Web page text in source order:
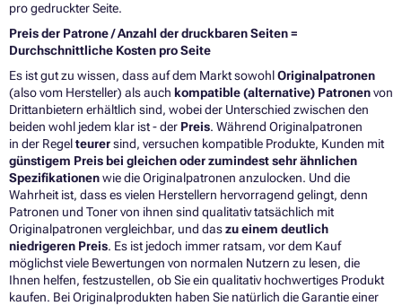
pro gedruckter Seite.
Preis der Patrone / Anzahl der druckbaren Seiten =
Durchschnittliche Kosten pro Seite
Es ist gut zu wissen, dass auf dem Markt sowohlOriginalpatronen
(also vom Hersteller) als auch kompatible (alternative) Patronenvon
Drittanbietern erhältlich sind, wobei der Unterschied zwischen den
beiden wohl jedem klar ist - der Preis. Während Originalpatronen
in der Regelteurersind, versuchen kompatible Produkte, Kunden mit
günstigem Preis bei gleichen oder zumindest sehr ähnlichen
Spezifikationenwie die Originalpatronen anzulocken. Und die
Wahrheit ist, dass es vielen Herstellern hervorragend gelingt, denn
Patronen und Tonervon ihnen sind qualitativ tatsächlich mit
Originalpatronen vergleichbar, und daszu einem deutlich
niedrigeren Preis. Es ist jedoch immer ratsam, vor dem Kauf
möglichst viele Bewertungen von normalen Nutzern zu lesen, die
Ihnen helfen, festzustellen, ob Sie ein qualitativ hochwertiges Produkt
kaufen. Bei Originalprodukten haben Sie natürlich die Garantie einer